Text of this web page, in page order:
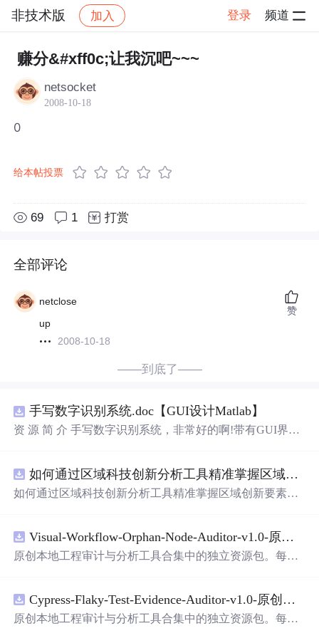
非技术版 加入 登录 频道
社区 非技术版 帖子详情
赚分&#xff0c;让我沉吧~~~
netsocket
2008-10-18
0
给本帖投票
69 1 打赏
全部评论
netclose
up
2008-10-18
赞
——到底了——
手写数字识别系统.doc【GUI设计Matlab】
资 源 简 介 手写数字识别系统，非常好的啊!带有GUI界
带有直观的图形用户界面（GUI），非常容易使用。你只
需要将手写数字输入系统，它将立即给出准确的识别结
是一个非常方便和实用的工具，你一定会喜欢它的！
如何通过区域科技创新分析工具精准掌握区域创新要素分布与产业链融合现状？.docx
如何通过区域科技创新分析工具精准掌握区域创新要素分
Visual-Workflow-Orphan-Node-Auditor-v1.0-原创源码与文档.zip
原创本地工程审计与分析工具合集中的独立资源包。每个
README、运行说明、功能清单、MIT License及原创与授
权声明。解压后进入project目录，执行npm test验证算法，
Cypress-Flaky-Test-Evidence-Auditor-v1.0-原创源码与文档.zip
原创本地工程审计与分析工具合集中的独立资源包。每个